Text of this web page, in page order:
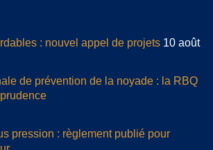
: nouvel appel de projets 10 août
de prévention de la noyade : la RBQ
pression : règlement publié pour